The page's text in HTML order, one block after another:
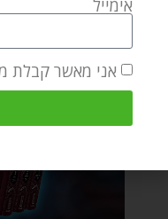
אימייל
אני מאשר קבלת